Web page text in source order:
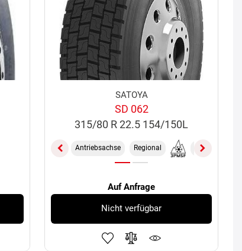
SATOYA
SD 062
315/80 R 22.5 154/150L
Antriebsachse Regional M+S
Auf Anfrage
Nicht verfügbar